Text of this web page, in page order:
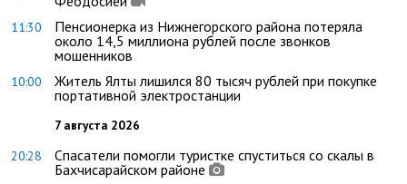
11:30
Пенсионерка из Нижнегорского района потеряла
около 14,5 миллиона рублей после звонков
мошенников
10:00
Житель Ялты лишился 80 тысяч рублей при покупке
портативной электростанции
7 августа 2026
20:28
Спасатели помогли туристке спуститься со скалы в
Бахчисарайском районе